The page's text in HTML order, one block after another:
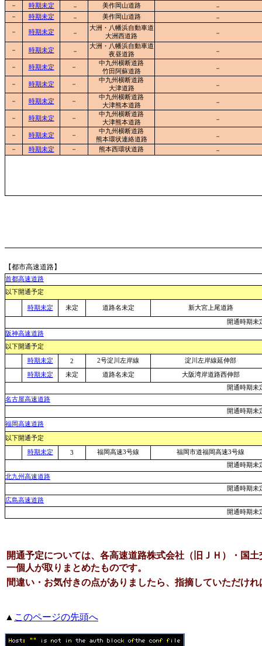
－
時期未定 － 美作岡山道路
－
－
時期未定 － 美作岡山道路 －
－ 時期未定 －
大洲・八幡浜自動車道
大洲西道路
－
－ 時期未定 －
大洲・八幡浜自動車道
夜昼道路
－
－ 時期未定 －
中九州横断道路
竹田阿蘇道路
－
－ 時期未定 －
中九州横断道路
大津道路
－
－ 時期未定 －
中九州横断道路
大津熊本道路
－
－ 時期未定 －
中九州横断道路
大津熊本道路
－
－ 時期未定 －
中九州横断道路
熊本環状連絡道路
－
－
時期未定 － 熊本西環状道路 －
【都市高速道路】
首都高速道路
以下開通予定
時期未定 未定 道路名未定 新大宮上尾道路
開通時期未
阪神高速道路
以下開通予定
時期未定 2 2号淀川左岸線 淀川左岸線延伸部
時期未定 未定 道路名未定
大阪湾岸道路西伸部
開通時期未
名古屋高速道路
開通時期未
福岡高速道路
以下開通予定
時期未定 3 福岡高速3号線
福岡市道福岡高速3号線
開通時期未
北九州高速道路
開通時期未
広島高速道路
開通時期未
開通予定については、 各高速道路株式会社（旧ＪＨ）・国
一個人が取りまとめたものです。
間違い・お気付きの点がありましたら、指摘していただけ
▲ このページの先頭へ